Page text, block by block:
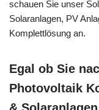
schauen Sie unser
Solaranlagen, PV
Komplettlösung an.
Egal ob Sie
Photovoltaik